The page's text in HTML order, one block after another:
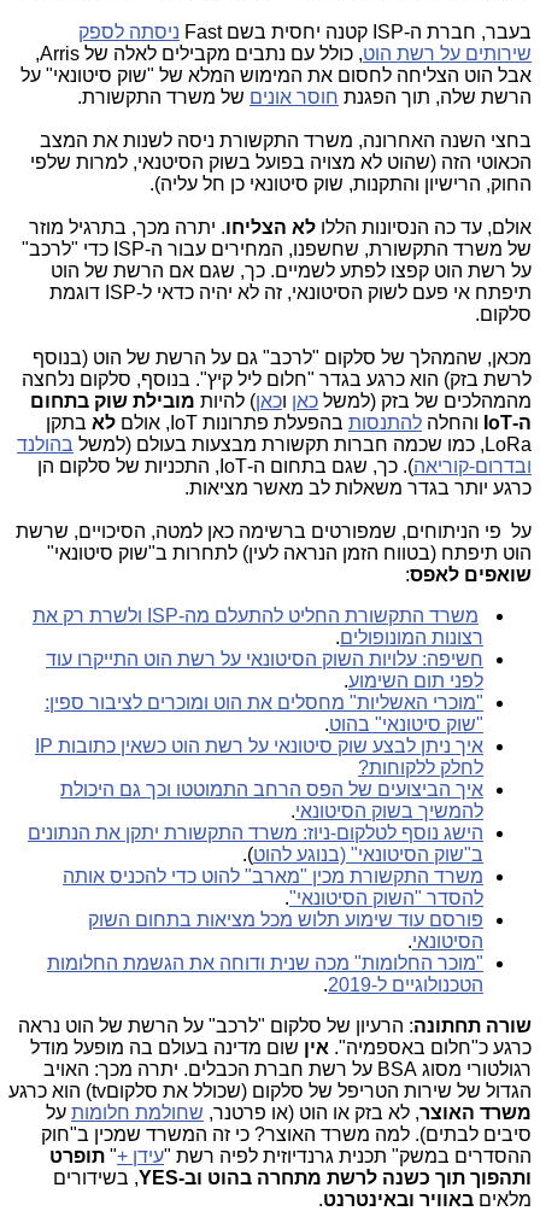
בעבר, חברת ה-ISP קטנה יחסית בשם Fast
ניסתה לספק
שירותים על רשת הוט
, כולל עם נתבים מקבילים לאלה של Arris,
אבל הוט הצליחה לחסום את המימוש המלא של "שוק סיטונאי" על
הרשת שלה, תוך הפגנת חוסר אונים של משרד התקשורת.
בחצי השנה האחרונה, משרד התקשורת ניסה לשנות את המצב
הכאוטי הזה (שהוט לא מצויה בפועל בשוק הסיטנאי, למרות שלפי
החוק, הרישיון והתקנות, שוק סיטונאי כן חל עליה).
אולם, עד כה הנסיונות הללו לא הצליחו. יתרה מכך, בתרגיל מוזר
של משרד התקשורת, שחשפנו, המחירים עבור ה-ISP כדי "לרכב"
על רשת הוט קפצו לפתע לשמיים. כך, שגם אם הרשת של הוט
תיפתח אי פעם לשוק הסיטונאי, זה לא יהיה כדאי ל-ISP דוגמת
סלקום.
מכאן, שהמהלך של סלקום "לרכב" גם על הרשת של הוט (בנוסף
לרשת בזק) הוא כרגע בגדר "חלום ליל קיץ". בנוסף, סלקום נלחצה
מהמהלכים של בזק (למשל כאן וכאן) להיות מובילת שוק בתחום
ה-IoT
והחלה להתנסות בהפעלת פתרונות IoT, אולם לא בתקן
LoRa, כמו שכמה חברות תקשורת מבצעות בעולם (למשל
בהולנד
ובדרום-קוריאה
). כך, שגם בתחום ה-IoT, התכניות של סלקום הן
כרגע יותר בגדר משאלות לב מאשר מציאות.
על פי הניתוחים, שמפורטים ברשימה כאן למטה, הסיכויים, שרשת
הוט תיפתח (בטווח הזמן הנראה לעין) לתחרות ב"שוק סיטונאי"
שואפים לאפס:
משרד התקשורת החליט להתעלם מה-ISP ולשרת רק את
רצונות המונופולים.
חשיפה: עלויות השוק הסיטונאי על רשת הוט התייקרו עוד
לפני תום השימוע.
"מוכרי האשליות" מחסלים את הוט ומוכרים לציבור ספין:
"שוק סיטונאי" בהוט.
איך ניתן לבצע שוק סיטונאי על רשת הוט כשאין כתובות IP
לחלק ללקוחות?
איך הביצועים של הפס הרחב התמוטטו וכך גם היכולת
להמשיך בשוק הסיטונאי.
הישג נוסף לטלקום-ניוז: משרד התקשורת יתקן את הנתונים
ב"שוק הסיטונאי" (בנוגע להוט).
משרד התקשורת מכין "מארב" להוט כדי להכניס אותה
להסדר "השוק הסיטונאי".
פורסם עוד שימוע תלוש מכל מציאות בתחום השוק
הסיטונאי.
"מוכר החלומות" מכה שנית ודוחה את הגשמת החלומות
הטכנולוגיים ל-2019
.
שורה תחתונה: הרעיון של סלקום "לרכב" על הרשת של הוט נראה
כרגע כ"חלום באספמיה". אין שום מדינה בעולם בה מופעל מודל
רגולטורי מסוג BSA על רשת חברת הכבלים. יתרה מכך: האויב
הגדול של שירות הטריפל של סלקום (שכולל את סלקוםtv) הוא כרגע
משרד האוצר, לא בזק או הוט (או פרטנר, שחולמת חלומות על
סיבים לבתים). למה משרד האוצר? כי זה המשרד שמכין ב"חוק
ההסדרים במשק" תכנית גרנדיוזית לפיה רשת "עידן +" תופרט
ותהפוך תוך כשנה לרשת מתחרה בהוט וב-YES
, בשידורים
מלאים באוויר ובאינטרנט.